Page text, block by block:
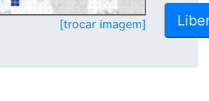
[trocar imagem]